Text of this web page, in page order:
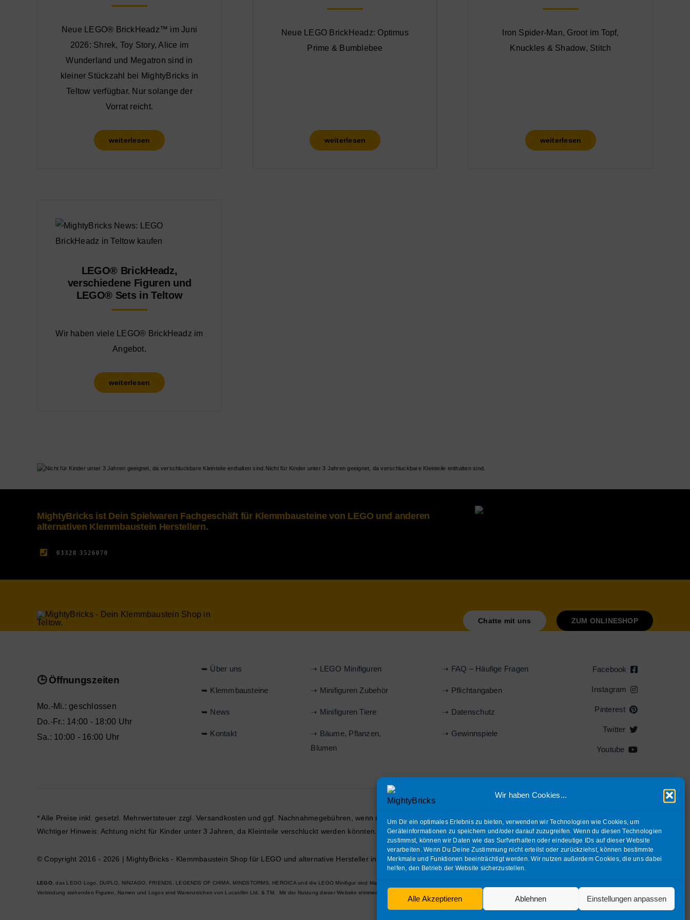
Wir haben Cookies...
Um Dir ein optimales Erlebnis zu bieten, verwenden wir Technologien wie Cookies, um
Geräteinformationen zu speichern und/oder darauf zuzugreifen. Wenn du diesen Technologien
zustimmst, können wir Daten wie das Surfverhalten oder eindeutige IDs auf dieser Website
verarbeiten. Wenn Du Deine Zustimmung nicht erteilst oder zurückziehst, können bestimmte
Merkmale und Funktionen beeinträchtigt werden. Wir nutzen außerdem Cookies, die uns dabei
helfen, den Betrieb der Website sicherzustellen.
Alle Akzeptieren Ablehnen Einstellungen anpassen
Neue LEGO® BrickHeadz™ im Juni
2026: Shrek, Toy Story, Alice im
Wunderland und Megatron sind in
kleiner Stückzahl bei MightyBricks in
Teltow verfügbar. Nur solange der
Vorrat reicht.
weiterlesen
Neue LEGO BrickHeadz: Optimus
Prime & Bumblebee
weiterlesen
Iron Spider-Man, Groot im Topf,
Knuckles & Shadow, Stitch
weiterlesen
LEGO® BrickHeadz,
verschiedene Figuren und
LEGO® Sets in Teltow
Wir haben viele LEGO® BrickHeadz im
Angebot.
weiterlesen
Nicht für Kinder unter 3 Jahren geeignet, da verschluckbare Kleinteile enthalten sind.
MightyBricks ist Dein Spielwaren Fachgeschäft für Klemmbausteine von LEGO und anderen
alternativen Klemmbaustein Herstellern.
03328 3526070
Chatte mit uns ZUM ONLINESHOP
🕒 Öffnungszeiten
Mo.-Mi.: geschlossen
Do.-Fr.: 14:00 - 18:00 Uhr
Sa.: 10:00 - 16:00 Uhr
➥ Über uns
➥ Klemmbausteine
➥ News
➥ Kontakt
➝ LEGO Minifiguren
➝ Minifiguren Zubehör
➝ Minifiguren Tiere
➝ Bäume, Pflanzen,
Blumen
➝ FAQ – Häufige Fragen
➝ Pflichtangaben
➝ Datenschutz
➝ Gewinnspiele
Facebook
Instagram
Pinterest
Twitter
Youtube
* Alle Preise inkl. gesetzl. Mehrwertsteuer zzgl. Versandkosten und ggf. Nachnahmegebühren, wenn nicht anders beschrieben.
Wichtiger Hinweis: Achtung nicht für Kinder unter 3 Jahren, da Kleinteile verschluckt werden könnten. ERSTICKUNGSGEFAHR!
© Copyright 2016 - 2026 | MightyBricks - Klemmbaustein Shop für LEGO und alternative Hersteller in Teltow.| Alle Rechte vorbehalten |Impressum.
LEGO, das LEGO Logo, DUPLO, NINJAGO, FRIENDS, LEGENDS OF CHIMA, MINDSTORMS, HEROICA und die LEGO Minifigur sind Markenzeichen und/oder urheberrechtlich geschützt durch die LEGO Gruppe. STAR WARS und alle in
Verbindung stehenden Figuren, Namen und Logos sind Warenzeichen von Lucasfilm Ltd. & TM. Mit der Nutzung dieser Website stimmen Sie den Geschäftsbedingungen zu. Alle Rechte vorbehalten.